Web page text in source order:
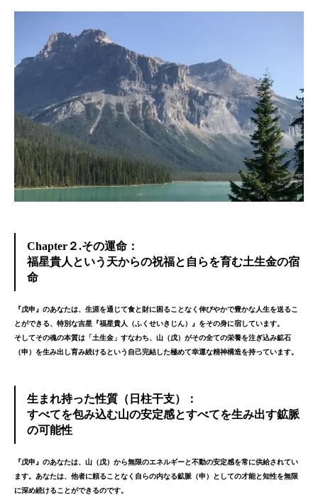
Chapter２.その運命：
福星貴人という天からの祝福と自らを育む土生金の宿
命
『戊申』のあなたは、生涯を通じて食と財に困ることなく伸びやかで豊かな人生を送るこ
とができる、特別な吉星『福星貴人（ふくせいきじん）』をその身に宿しています。
そしてその魂の本質は「土生金」すなわち、 山（戊）がその全ての栄養を注ぎ込み鉱石
（申）を生み出し育み続けるという自己完結した極めて幸運な精神構造を持っています。
生まれ持った性質（日柱干支）：
すべてを包み込む山の安定感とすべてを生み出す鉱脈
の可能性
『戊申』のあなたは、山（戊） から無限のエネルギーと不動の安定感を常に供給されてい
ます。あなたは、他者に頼ることなく自らの内なる鉱脈（申）としての才能と知性を無限
に深め続けることができるのです。